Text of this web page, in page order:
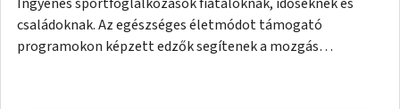
családoknak. Az egészséges életmódot támogató
programokon képzett edzők segítenek a mozgás